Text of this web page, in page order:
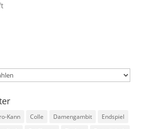
Kann Colle Damengambit
Endspiel